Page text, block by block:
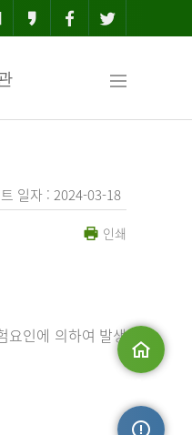
맵
일자 : 2024-03-18
인쇄
요인에 의하여 발생